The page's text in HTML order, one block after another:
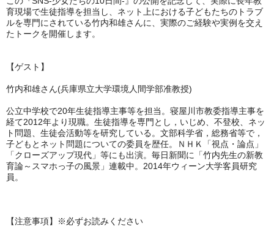
育現場で生徒指導を担当し、ネット上における子どもたちのトラブ
ルを専門にされている竹内和雄さんに、実際のご経験や実例を交え
たトークを開催します。
【ゲスト】
竹内和雄さん(兵庫県立大学環境人間学部准教授)
公立中学校で20年生徒指導主事等を担当。寝屋川市教委指導主事を
経て2012年より現職。生徒指導を専門とし，いじめ、不登校、ネッ
ト問題、生徒会活動等を研究している。文部科学省，総務省等で，
子どもとネット問題についての委員を歴任。ＮＨＫ「視点・論点」
「クローズアップ現代」等にも出演。毎日新聞に「竹内先生の新教
育論～スマホっ子の風景」連載中。2014年ウィーン大学客員研究
員。
【注意事項】※必ずお読みください